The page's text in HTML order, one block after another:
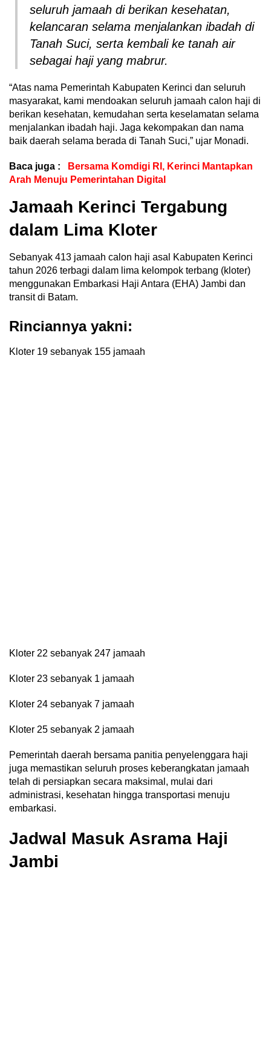
seluruh jamaah di berikan kesehatan,
kelancaran selama menjalankan ibadah di
Tanah Suci, serta kembali ke tanah air
sebagai haji yang mabrur.
“Atas nama Pemerintah Kabupaten Kerinci dan seluruh
masyarakat, kami mendoakan seluruh jamaah calon haji di
berikan kesehatan, kemudahan serta keselamatan selama
menjalankan ibadah haji. Jaga kekompakan dan nama
baik daerah selama berada di Tanah Suci,” ujar Monadi.
Baca juga :
Bersama Komdigi RI, Kerinci Mantapkan
Arah Menuju Pemerintahan Digital
Jamaah Kerinci Tergabung
dalam Lima Kloter
Sebanyak 413 jamaah calon haji asal Kabupaten Kerinci
tahun 2026 terbagi dalam lima kelompok terbang (kloter)
menggunakan Embarkasi Haji Antara (EHA) Jambi dan
transit di Batam.
Rinciannya yakni:
Kloter 19 sebanyak 155 jamaah
Kloter 22 sebanyak 247 jamaah
Kloter 23 sebanyak 1 jamaah
Kloter 24 sebanyak 7 jamaah
Kloter 25 sebanyak 2 jamaah
Pemerintah daerah bersama panitia penyelenggara haji
juga memastikan seluruh proses keberangkatan jamaah
telah di persiapkan secara maksimal, mulai dari
administrasi, kesehatan hingga transportasi menuju
embarkasi.
Jadwal Masuk Asrama Haji
Jambi